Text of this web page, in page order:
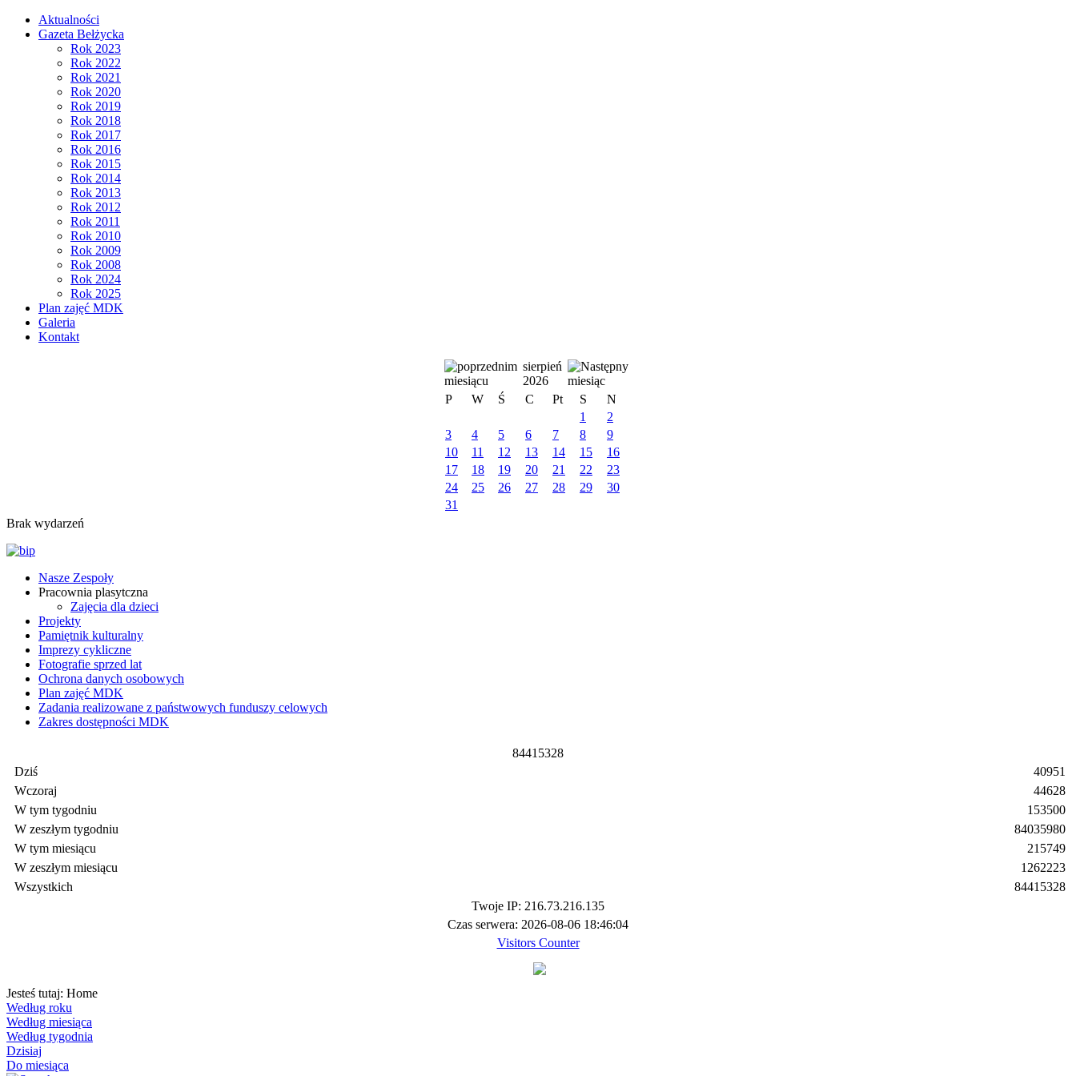
Aktualności
Gazeta Bełżycka
Rok 2023
Rok 2022
Rok 2021
Rok 2020
Rok 2019
Rok 2018
Rok 2017
Rok 2016
Rok 2015
Rok 2014
Rok 2013
Rok 2012
Rok 2011
Rok 2010
Rok 2009
Rok 2008
Rok 2024
Rok 2025
Plan zajęć MDK
Galeria
Kontakt
sierpień
2026
P
W Ś C Pt S
N
1
2
3
4 5 6 7 8
9
10
11 12 13 14 15
16
17
18 19 20 21 22
23
24
25 26 27 28 29
30
31
Brak wydarzeń
Nasze Zespoły
Pracownia plasytczna
Zajęcia dla dzieci
Projekty
Pamiętnik kulturalny
Imprezy cykliczne
Fotografie sprzed lat
Ochrona danych osobowych
Plan zajęć MDK
Zadania realizowane z państwowych funduszy celowych
Zakres dostępności MDK
8441 5328
Dziś
Wczoraj
W tym tygodniu
W zeszłym tygodniu
W tym miesiącu
W zeszłym miesiącu
Wszystkich
40951
44628
153500
84035980
215749
1262223
84415328
Twoje IP: 216.73.216.135
Czas serwera: 2026-08-06 18:46:04
Visitors Counter
Jesteś tutaj: Home
Według roku
Według miesiąca
Według tygodnia
Dzisiaj
Do miesiąca